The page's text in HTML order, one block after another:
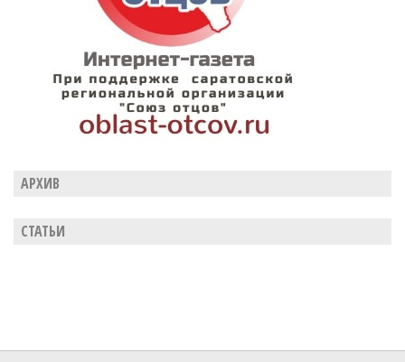
АРХИВ
СТАТЬИ